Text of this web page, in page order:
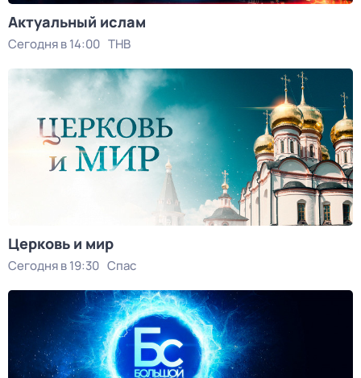
Актуальный ислам
Сегодня в 14:00 ТНВ
Церковь и мир
Сегодня в 19:30 Спас